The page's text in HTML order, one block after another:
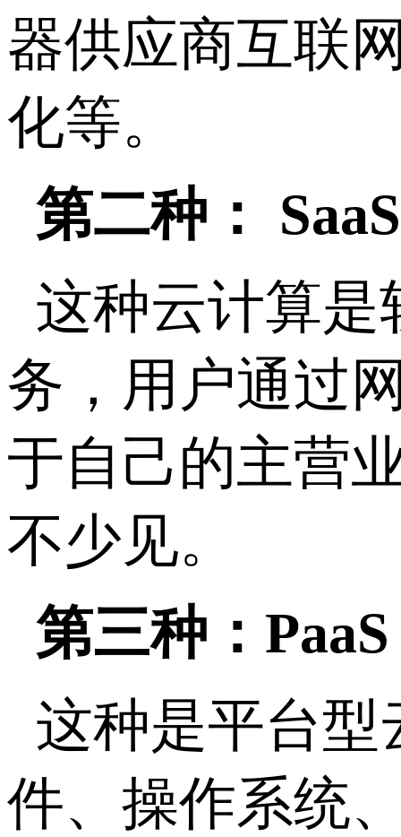
器供应商互联
化等。
第二种： SaaS
这种云计算是
务，用户通过
于自己的主营
不少见。
第三种：PaaS
这种是平台型
件、操作系统